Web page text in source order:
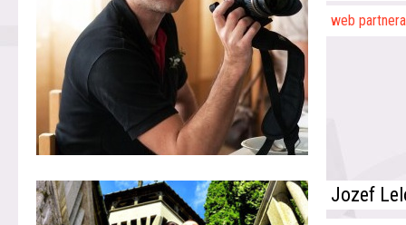
web partnera
Jozef